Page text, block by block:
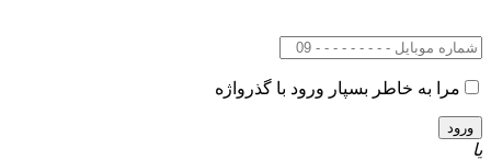
مرا به خاطر بسپار ورود با گذرواژه
یا